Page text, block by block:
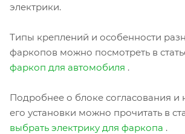
электрики.
Типы креплений и особенности
фаркопов можно посмотреть в
фаркоп для автомобиля .
Подробнее о блоке согласования и
его установки можно прочитать в
выбрать электрику для фаркопа .